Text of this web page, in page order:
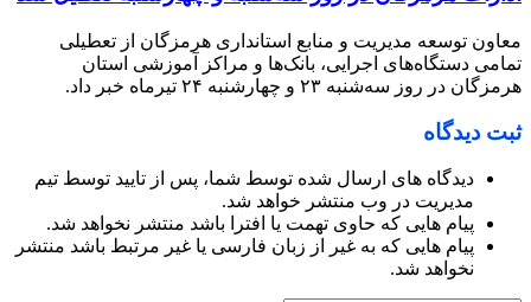
معاون توسعه مدیریت و منابع استانداری هرمزگان از تعطیلی
تمامی دستگاه‌های اجرایی، بانک‌ها و مراکز آموزشی استان
هرمزگان در روز سه‌شنبه ۲۳ و چهارشنبه ۲۴ تیرماه خبر داد.
ثبت دیدگاه
دیدگاه های ارسال شده توسط شما، پس از تایید توسط تیم
مدیریت در وب منتشر خواهد شد.
پیام هایی که حاوی تهمت یا افترا باشد منتشر نخواهد شد.
پیام هایی که به غیر از زبان فارسی یا غیر مرتبط باشد منتشر
نخواهد شد.